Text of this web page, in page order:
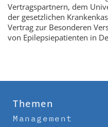
Vertragspartnern, dem
der gesetzlichen
Vertrag zur Besonderen
von Epilepsiepatienten in
Themen
Management